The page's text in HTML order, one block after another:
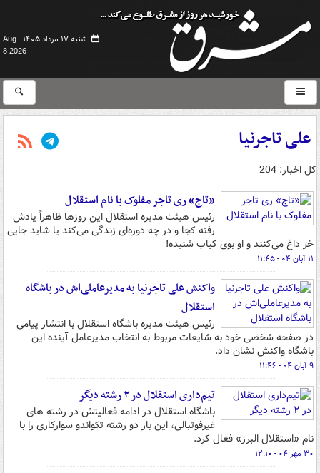
شنبه ۱۷ مرداد ۱۴۰۵ -
Aug
8 2026
علی تاجرنیا
کل اخبار: 204
«تاج» ری تاجر مفلوک با نام استقلال
رئیس هیئت مدیره استقلال این روزها ظاهراً یادش
رفته کجا و در چه دوره‌ای زندگی می‌کند یا شاید جایی
خر داغ می‌کنند و او بوی کباب شنیده!
۱۱ آبان ۰۴ - ۱۱:۴۵
واکنش علی تاجرنیا به مدیرعاملی‌اش در باشگاه
استقلال
رئیس هیئت مدیره باشگاه استقلال با انتشار پیامی
در صفحه شخصی خود به شایعات مربوط به انتخاب مدیرعامل آینده این
باشگاه واکنش نشان داد.
۹ آبان ۰۴ - ۱۱:۴۶
تیم‌داری استقلال در ۲ رشته دیگر
باشگاه استقلال در ادامه فعالیتش در رشته های
غیرفوتبالی، این بار دو رشته تکواندو سوارکاری را با
نام «استقلال البرز» فعال کرد.
۳۰ مهر ۰۴ - ۱۲:۱۰